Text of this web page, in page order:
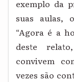
exemplo da
suas aulas,
“Agora é a
deste
convivem
vezes são